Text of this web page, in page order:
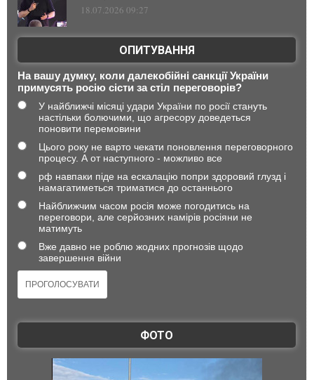
18.07.2026 09:27
ОПИТУВАННЯ
На вашу думку, коли далекобійні санкції України
примусять росію сісти за стіл переговорів?
У найближчі місяці удари України по росії стануть
настільки болючими, що агресору доведеться
поновити перемовини
Цього року не варто чекати поновлення переговорного
процесу. А от наступного - можливо все
рф навпаки піде на ескалацію попри здоровий глузд і
намагатиметься триматися до останнього
Найближчим часом росія може погодитись на
переговори, але серйозних намірів росіяни не
матимуть
Вже давно не роблю жодних прогнозів щодо
завершення війни
ФОТО